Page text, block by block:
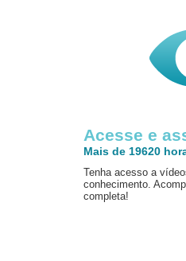
Acesse e
Mais de 19620
Tenha acesso a
conhecimento.
completa!